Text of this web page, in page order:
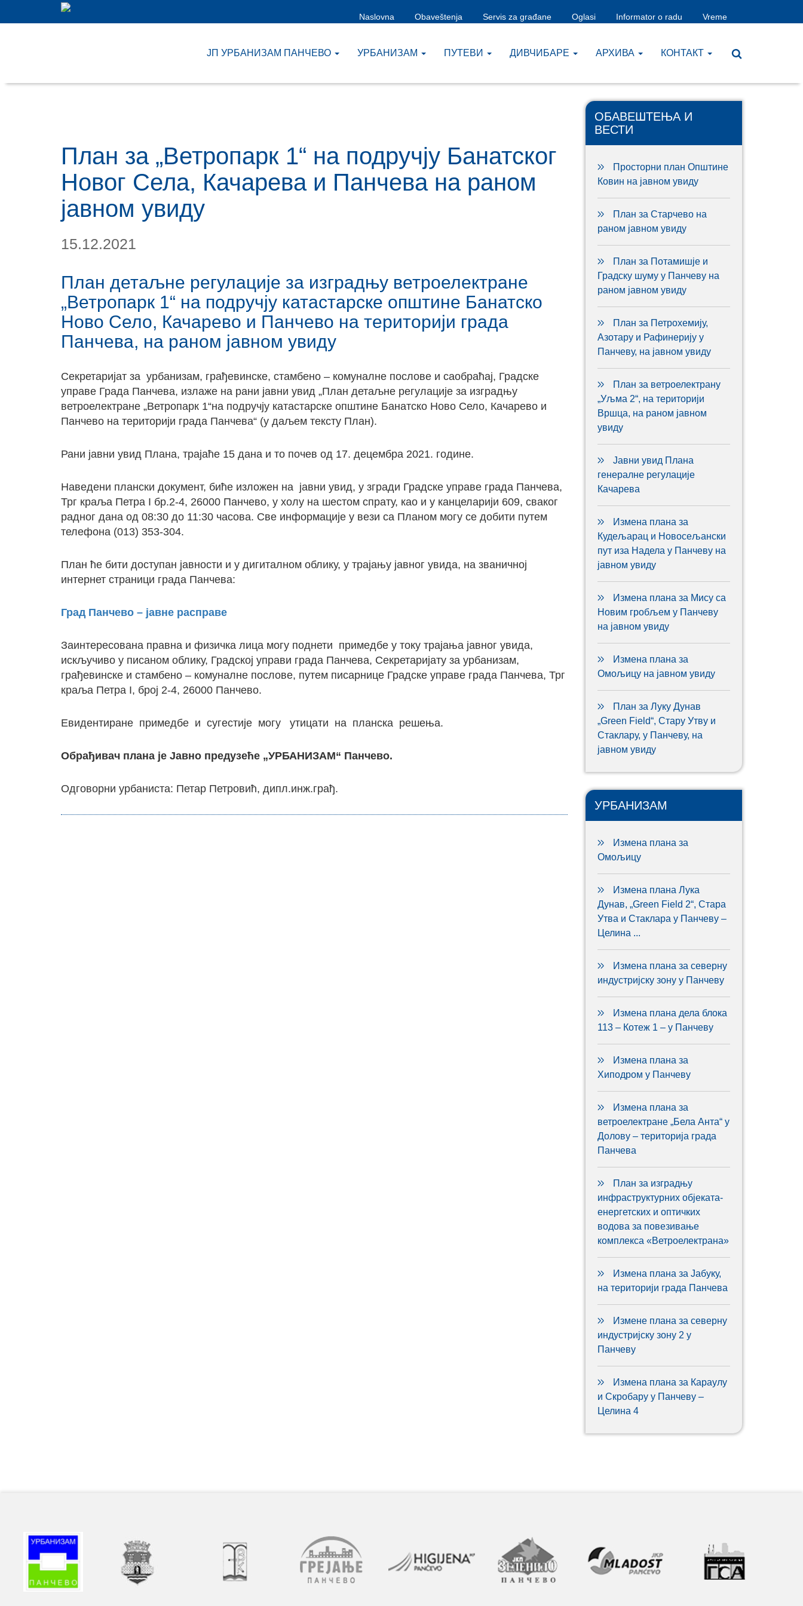
Naslovna Obaveštenja Servis za građane Oglasi Informator o radu Vreme
ЈП УРБАНИЗАМ ПАНЧЕВО УРБАНИЗАМ ПУТЕВИ ДИВЧИБАРЕ AРХИВА КОНТАКТ
План за „Ветропарк 1“ на подручју Банатског
Новог Села, Качарева и Панчева на раном
јавном увиду
15.12.2021
План детаљне регулације за изградњу ветроелектране
„Ветропарк 1“ на подручју катастарске општине Банатско
Ново Село, Качарево и Панчево на територији града
Панчева, на раном јавном увиду
Секретаријат за урбанизам, грађевинске, стамбено – комуналне послове и саобраћај, Градске
управе Града Панчева, излаже на рани јавни увид „План детаљне регулације за изградњу
ветроелектране „Ветропарк 1“на подручју катастарске општине Банатско Ново Село, Качарево и
Панчево на територији града Панчева“ (у даљем тексту План).
Рани јавни увид Плана, трајаће 15 дана и то почев од 17. децембра 2021. године.
Наведени плански документ, биће изложен на јавни увид, у згради Градске управе града Панчева,
Трг краља Петра I бр.2-4, 26000 Панчево, у холу на шестом спрату, као и у канцеларији 609, сваког
радног дана од 08:30 до 11:30 часова. Све информације у вези са Планом могу се добити путем
телефона (013) 353-304.
План ће бити доступан јавности и у дигиталном облику, у трајању јавног увида, на званичној
интернет страници града Панчева:
Град Панчево – јавне расправе
Заинтересована правна и физичка лица могу поднети примедбе у току трајања јавног увида,
искључиво у писаном облику, Градској управи града Панчева, Секретаријату за урбанизам,
грађевинске и стамбено – комуналне послове, путем писарнице Градске управе града Панчева, Трг
краља Петра I, број 2-4, 26000 Панчево.
Евидентиране примедбе и сугестије могу утицати на планска решења.
Обрађивач плана је Јавно предузеће „УРБАНИЗАМ“ Панчево.
Одговорни урбаниста: Петар Петровић, дипл.инж.грађ.
ОБАВЕШТЕЊА И
ВЕСТИ
Просторни план Општине
Ковин на јавном увиду
План за Старчево на
раном јавном увиду
План за Потамишје и
Градску шуму у Панчеву на
раном јавном увиду
План за Петрохемију,
Азотару и Рафинерију у
Панчеву, на јавном увиду
План за ветроелектрану
„Уљма 2“, на територији
Вршца, на раном јавном
увиду
Јавни увид Плана
генералне регулације
Качарева
Измена плана за
Кудељарац и Новосељански
пут иза Надела у Панчеву на
јавном увиду
Измена плана за Мису са
Новим гробљем у Панчеву
на јавном увиду
Измена плана за
Омољицу на јавном увиду
План за Луку Дунав
„Green Field“, Стару Утву и
Стаклару, у Панчеву, на
јавном увиду
УРБАНИЗАМ
Измена плана за
Омољицу
Измена плана Лука
Дунав, „Green Field 2“, Стара
Утва и Стаклара у Панчеву –
Целина ...
Измена плана за северну
индустријску зону у Панчеву
Измена плана дела блока
113 – Котеж 1 – у Панчеву
Измена плана за
Хиподром у Панчеву
Измена плана за
ветроелектране „Бела Анта“ у
Долову – територија града
Панчева
План за изградњу
инфраструктурних објеката-
енергетских и оптичких
водова за повезивање
комплекса «Ветроелектрана»
Измена плана за Јабуку,
на територији града Панчева
Измене плана за северну
индустријску зону 2 у
Панчеву
Измена плана за Караулу
и Скробару у Панчеву –
Целина 4